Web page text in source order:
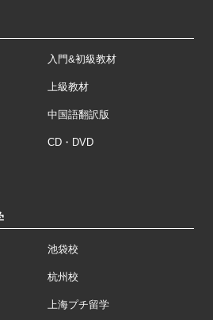
入門&初級教材
上級教材
中国語翻訳版
CD・DVD
池袋校
杭州校
上海プチ留学